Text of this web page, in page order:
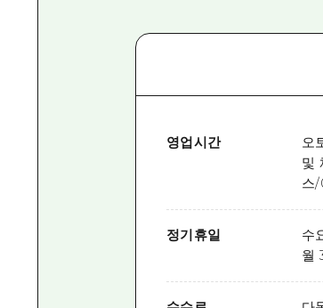
영업시간
오
및
스
정기휴일
수
월